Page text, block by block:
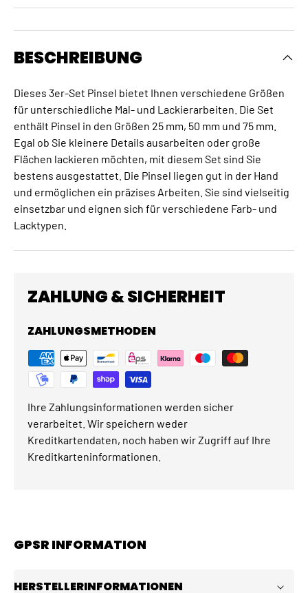
BESCHREIBUNG
Dieses 3er-Set Pinsel bietet Ihnen verschiedene Größen
für unterschiedliche Mal- und Lackierarbeiten. Die Set
enthält Pinsel in den Größen 25 mm, 50 mm und 75 mm.
Egal ob Sie kleinere Details ausarbeiten oder große
Flächen lackieren möchten, mit diesem Set sind Sie
bestens ausgestattet. Die Pinsel liegen gut in der Hand
und ermöglichen ein präzises Arbeiten. Sie sind vielseitig
einsetzbar und eignen sich für verschiedene Farb- und
Lacktypen.
ZAHLUNG & SICHERHEIT
ZAHLUNGSMETHODEN
Ihre Zahlungsinformationen werden sicher
verarbeitet. Wir speichern weder
Kreditkartendaten, noch haben wir Zugriff auf Ihre
Kreditkarteninformationen.
GPSR INFORMATION
HERSTELLERINFORMATIONEN